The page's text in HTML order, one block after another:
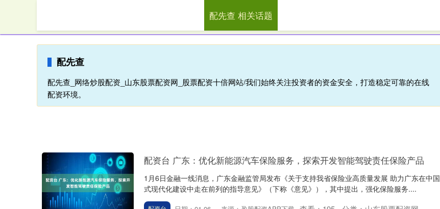
配先查 网络炒股配资
配先查
配先查_网络炒股配资_山东股票配资网_股票配资十倍网站/我们始终关注投资者的资金安全，打造稳定可靠的在线
配资环境。
配先查 相关话题
配资台 广东：优化新能源汽车保险服务，探索开发智能驾驶责任保险产品
1月6日金融一线消息，广东金融监管局发布《关于支持我省保险业高质量发展 助力广东在中国
式现代化建设中走在前列的指导意见》（下称《意见》），其中提出，强化保险服务....